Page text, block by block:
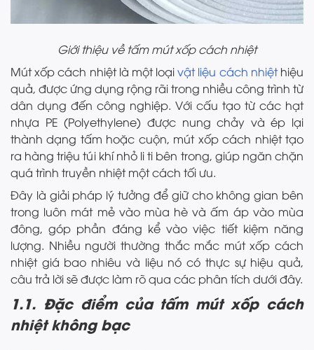
Giới thiệu về tấm mút xốp cách nhiệt
Mút xốp cách nhiệt là một loạivật liệu cách nhiệthiệu
quả, được ứng dụng rộng rãi trong nhiều công trình từ
dân dụng đến công nghiệp. Với cấu tạo từ các hạt
nhựa PE (Polyethylene) được nung chảy và ép lại
thành dạng tấm hoặc cuộn, mút xốp cách nhiệt tạo
ra hàng triệu túi khí nhỏ li ti bên trong, giúp ngăn chặn
quá trình truyền nhiệt một cách tối ưu.
Đây là giải pháp lý tưởng để giữ cho không gian bên
trong luôn mát mẻ vào mùa hè và ấm áp vào mùa
đông, góp phần đáng kể vào việc tiết kiệm năng
lượng. Nhiều người thường thắc mắc mút xốp cách
nhiệt giá bao nhiêu và liệu nó có thực sự hiệu quả,
câu trả lời sẽ được làm rõ qua các phân tích dưới đây.
1.1. Đặc điểm của tấm mút xốp cách
nhiệt không bạc